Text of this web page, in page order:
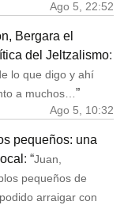
Ago 5, 22:52
Bergara el
del Jeltzalismo:
lo que digo y ahí
a muchos…”
Ago 5, 10:32
pequeños: una
: “Juan,
pequeños de
arraigar con